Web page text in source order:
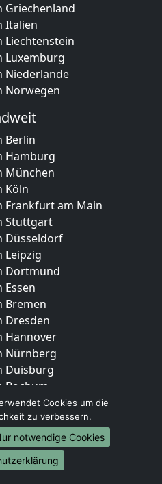
Griechenland
Italien
Liechtenstein
Luxemburg
Niederlande
Norwegen
Berlin
Hamburg
München
Köln
Frankfurt am Main
Stuttgart
Düsseldorf
Leipzig
Dortmund
Bremen
Dresden
Hannover
Nürnberg
Duisburg
Bochum
Wuppertal
Bielefeld
Bonn
Münster
Cookies um die
zu verbessern.
notwendige Cookies